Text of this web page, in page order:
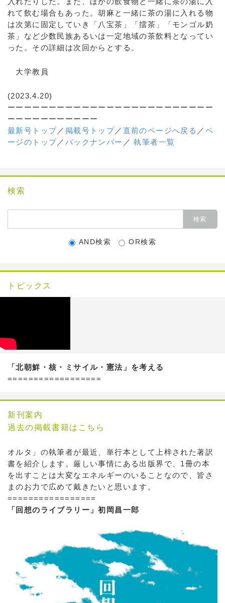
れて飲む場合もあった。胡麻と一緒に茶の湯に入れる物
は次第に固定していき「八宝茶」「擂茶」「モンゴル奶
茶」など少数民族あるいは一定地域の茶飲料となってい
った。その詳細は次回からとする。
大学教員
(2023.4.20)
ーーーーーーーーーーーーーーーーーーーーーーーーー
ーーーーーーーーーーー
最新号トップ／ 掲載号トップ／ 直前のページへ戻る ／ ペ
ージのトップ／ バックナンバー ／執筆者一覧
検索
AND検索 OR検索
トピックス
「北朝鮮・核・ミサイル・憲法」を考える
==================
新刊案内
過去の掲載書籍はこちら
オルタ」の執筆者が最近、単行本として上梓された著訳
書を紹介します。厳しい事情にある出版界で、1冊の本
を出すことは大変なエネルギーのいることなので、皆さ
まのお力で広めて戴きたいと思います。
=================
「回想のライブラリー」初岡昌一郎